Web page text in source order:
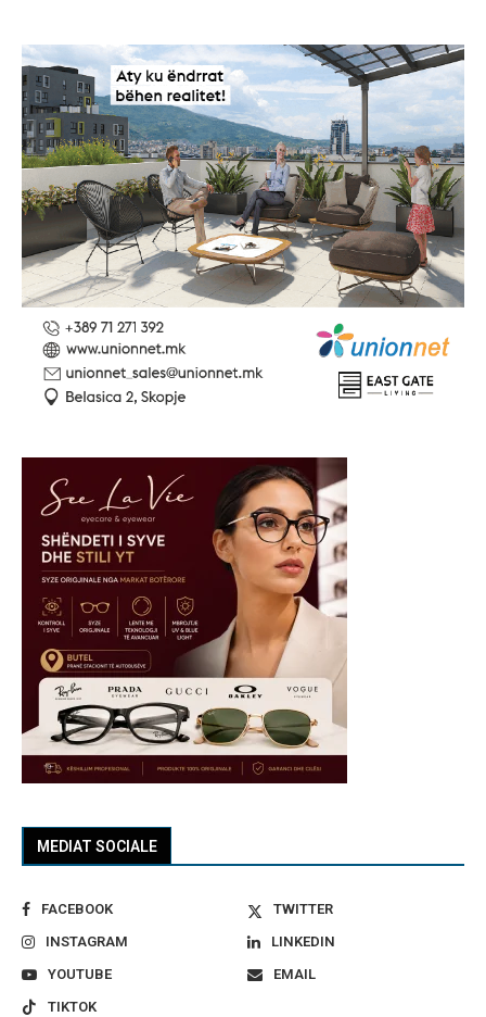
MEDIAT SOCIALE
FACEBOOK
TWITTER
INSTAGRAM
LINKEDIN
YOUTUBE
EMAIL
TIKTOK